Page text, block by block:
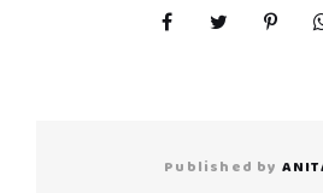
Published by